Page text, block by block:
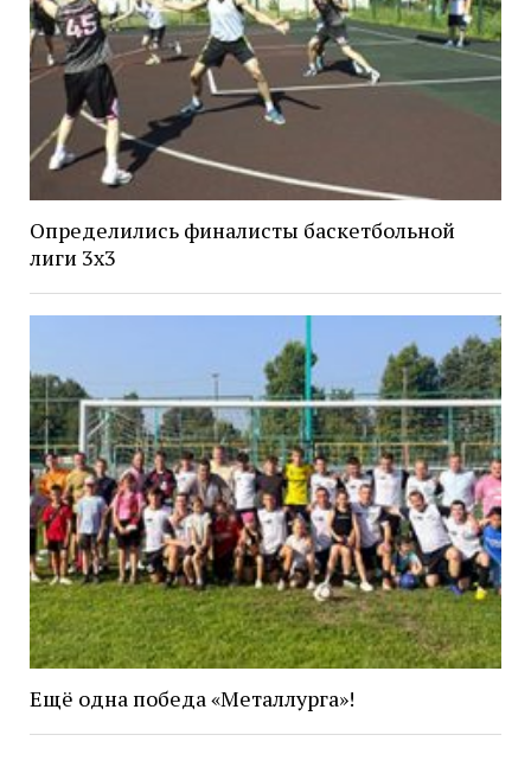
Определились финалисты баскетбольной
лиги 3х3
Ещё одна победа «Металлурга»!